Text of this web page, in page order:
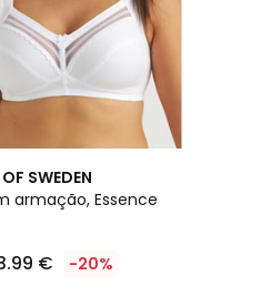
SWEDEN
armação, Essence
€ -20%